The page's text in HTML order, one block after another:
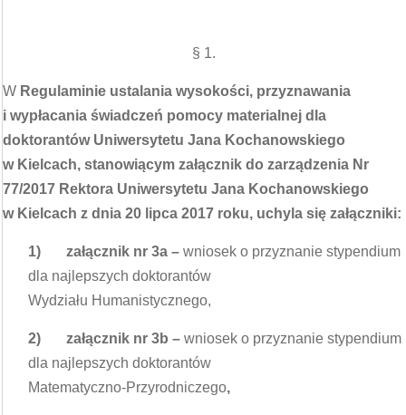
§ 1.
W Regulaminie ustalania wysokości, przyznawania
i wypłacania świadczeń pomocy materialnej dla
doktorantów Uniwersytetu Jana Kochanowskiego
w Kielcach, stanowiącym załącznik do zarządzenia Nr
77/2017 Rektora Uniwersytetu Jana Kochanowskiego
w Kielcach z dnia 20 lipca 2017 roku, uchyla się załączniki:
1)załącznik nr 3a –wniosek o przyznanie stypendium
dla najlepszych doktorantów
Wydziału Humanistycznego,
2)załącznik nr 3b –wniosek o przyznanie stypendium
dla najlepszych doktorantów
Matematyczno-Przyrodniczego,